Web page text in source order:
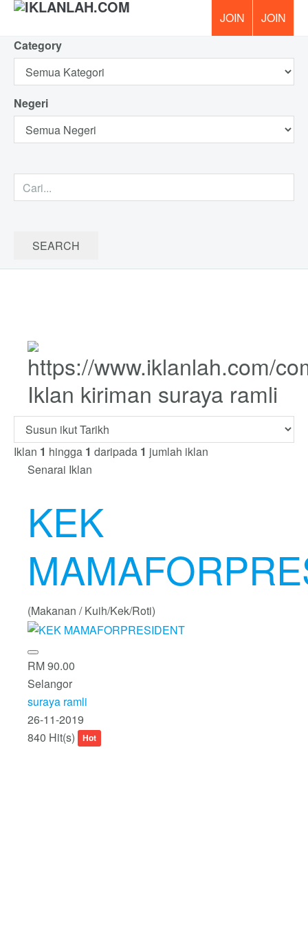
Category
Negeri
Iklan kiriman suraya ramli
Iklan 1 hingga 1 daripada 1 jumlah iklan
Senarai Iklan
KEK
(Makanan / Kuih/Kek/Roti)
RM 90.00
Selangor
suraya ramli
26-11-2019
840 Hit(s)
Hot